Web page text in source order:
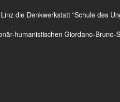
die Denkwerkstatt "Schule des
humanistischen Giordano-Bruno-